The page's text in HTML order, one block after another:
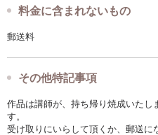
料金に含まれないもの
郵送料
その他特記事項
作品は講師が、持ち帰り焼成いたし
す。
受け取りにいらして頂くか、郵送に